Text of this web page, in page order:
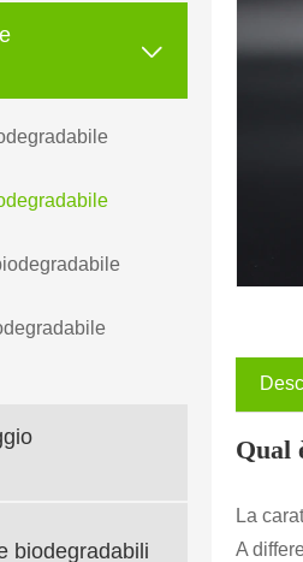

biodegradabili
Qual
La
A